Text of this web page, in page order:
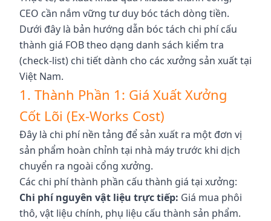
CEO cần nắm vững tư duy bóc tách dòng tiền.
Dưới đây là bản hướng dẫn bóc tách chi phí cấu
thành giá FOB theo dạng danh sách kiểm tra
(check-list) chi tiết dành cho các xưởng sản xuất tại
Việt Nam.
1. Thành Phần 1: Giá Xuất Xưởng
Cốt Lõi (Ex-Works Cost)
Đây là chi phí nền tảng để sản xuất ra một đơn vị
sản phẩm hoàn chỉnh tại nhà máy trước khi dịch
chuyển ra ngoài cổng xưởng.
Các chi phí thành phần cấu thành giá tại xưởng:
Chi phí nguyên vật liệu trực tiếp: Giá mua phôi
thô, vật liệu chính, phụ liệu cấu thành sản phẩm.